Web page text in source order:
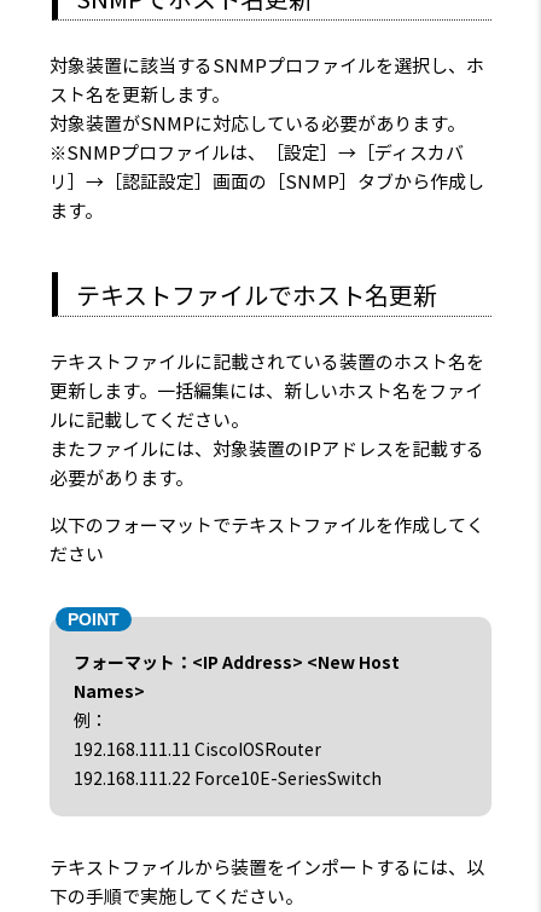
対象装置に該当するSNMPプロファイルを選択し、ホ
スト名を更新します。
対象装置がSNMPに対応している必要があります。
※SNMPプロファイルは、［設定］→［ディスカバ
リ］→［認証設定］画面の［SNMP］タブから作成し
ます。
テキストファイルでホスト名更新
テキストファイルに記載されている装置のホスト名を
更新します。一括編集には、新しいホスト名をファイ
ルに記載してください。
またファイルには、対象装置のIPアドレスを記載する
必要があります。
以下のフォーマットでテキストファイルを作成してく
ださい
フォーマット：<IP Address> <New Host
Names>
例：
192.168.111.11 CiscoIOSRouter
192.168.111.22 Force10E-SeriesSwitch
テキストファイルから装置をインポートするには、以
下の手順で実施してください。